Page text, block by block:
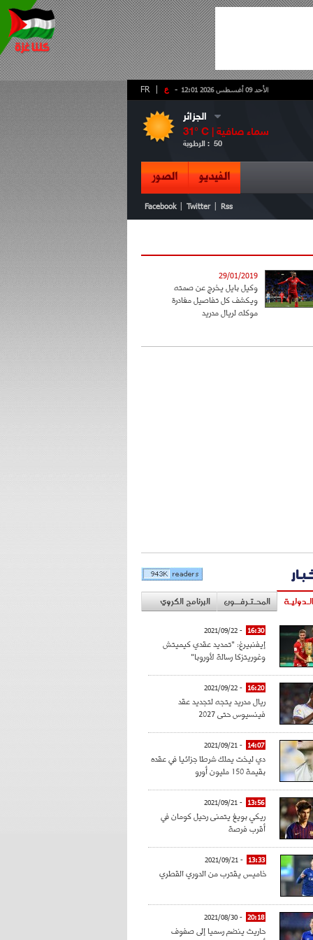
- ع FR الأحد 09 أغسطس 2026 12:01
الجزائر
31° C | سماء صافية
الرطوبة : 50
الفيديو الصور
Facebook Twitter Rss
29/01/2019
وكيل بايل يخرج عن صمته
ويكشف كل تفاصيل مغادرة
موكله لريال مدريد
المحـتـرفــون البرنامج الكروي
16:30
- 2021/09/22
إيفنبيرغ: "تمديد عقدي كيميتش
وغوريتزكا رسالة لأوروبا"
16:20
- 2021/09/22
ريال مدريد يتجه لتجديد عقد
فينسيوس حتى 2027
14:07
- 2021/09/21
دي ليخت يملك شرطا جزائيا في عقده
بقيمة 150 مليون أورو
13:56
- 2021/09/21
ريكي بويغ يتمنى رحيل كومان في
أقرب فرصة
13:33
- 2021/09/21
خاميس يقترب من الدوري القطري
20:18
- 2021/08/30
حاريث ينضم رسميا إلى صفوف